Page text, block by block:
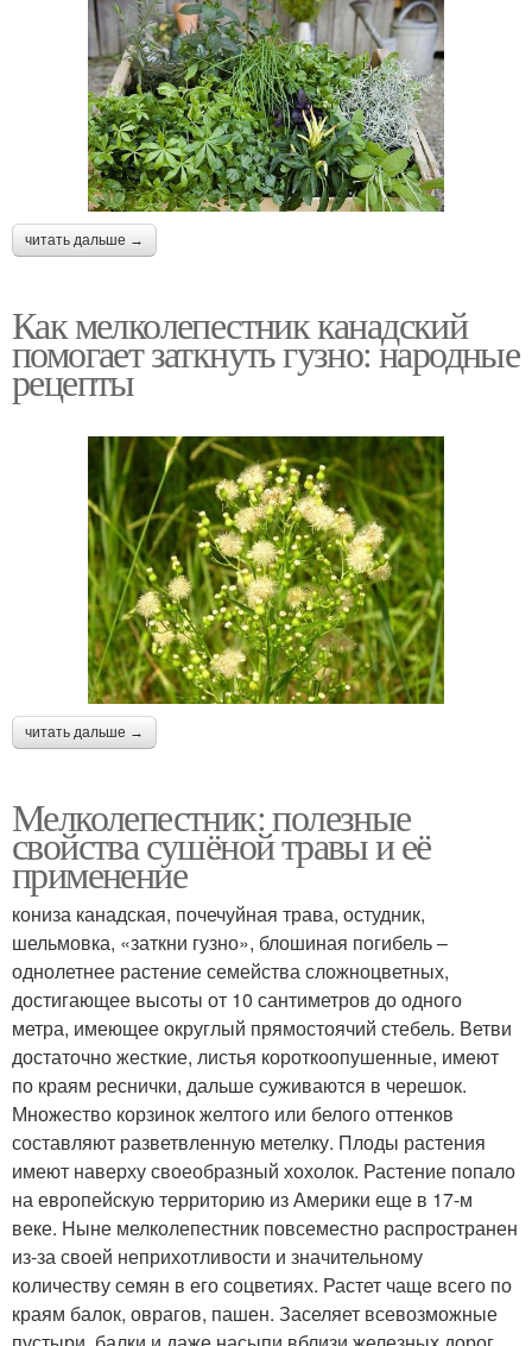
читать дальше →
Как мелколепестник канадский
помогает заткнуть гузно: народные
рецепты
читать дальше →
Мелколепестник: полезные
свойства сушёной травы и её
применение
кониза канадская, почечуйная трава, остудник,
шельмовка, «заткни гузно», блошиная погибель –
однолетнее растение семейства сложноцветных,
достигающее высоты от 10 сантиметров до одного
метра, имеющее округлый прямостоячий стебель. Ветви
достаточно жесткие, листья короткоопушенные, имеют
по краям реснички, дальше суживаются в черешок.
Множество корзинок желтого или белого оттенков
составляют разветвленную метелку. Плоды растения
имеют наверху своеобразный хохолок. Растение попало
на европейскую территорию из Америки еще в 17-м
веке. Ныне мелколепестник повсеместно распространен
из-за своей неприхотливости и значительному
количеству семян в его соцветиях. Растет чаще всего по
краям балок, оврагов, пашен. Заселяет всевозможные